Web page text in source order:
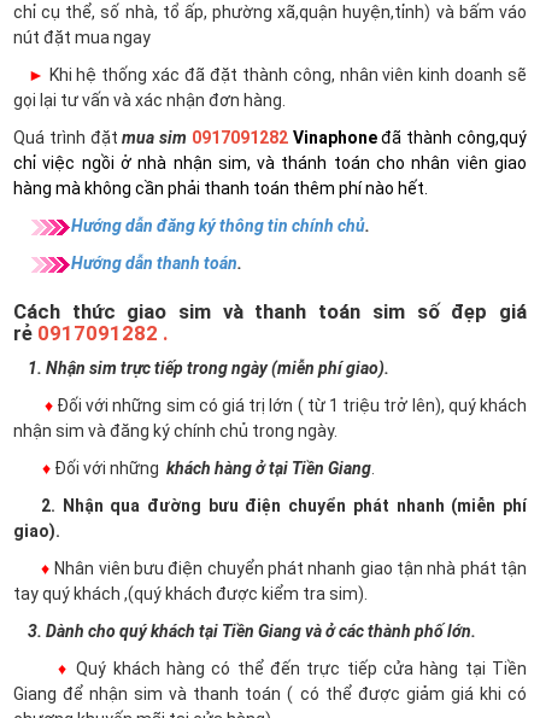
chỉ cụ thể, số nhà, tổ ấp, phường xã,quận huyện,tỉnh) và bấm váo
nút đặt mua ngay
► Khi hệ thống xác đã đặt thành công, nhân viên kinh doanh sẽ
gọi lại tư vấn và xác nhận đơn hàng.
Quá trình đặtmua sim 0917091282 Vinaphoneđã thành công,quý
chỉ việc ngồi ở nhà nhận sim, và thánh toán cho nhân viên giao
hàng mà không cần phải thanh toán thêm phí nào hết.
Hướng dẫn đăng ký thông tin chính chủ.
Hướng dẫn thanh toán.
Cách thức giao sim và thanh toán sim số đẹp giá
rẻ 0917091282 .
1. Nhận sim trực tiếp trong ngày (miễn phí giao).
♦ Đối với những sim có giá trị lớn ( từ 1 triệu trở lên), quý khách
nhận sim và đăng ký chính chủ trong ngày.
♦ Đối với những khách hàng ở tại Tiền Giang
2. Nhận qua đường bưu điện chuyển phát nhanh (miễn phí
giao).
♦ Nhân viên bưu điện chuyển phát nhanh giao tận nhà phát tận
tay quý khách ,(quý khách được kiểm tra sim).
3. Dành cho quý khách tại Tiền Giang và ở các thành phố lớn.
♦ Quý khách hàng có thể đến trực tiếp cửa hàng tại Tiền
Giang để nhận sim và thanh toán ( có thể được giảm giá khi có